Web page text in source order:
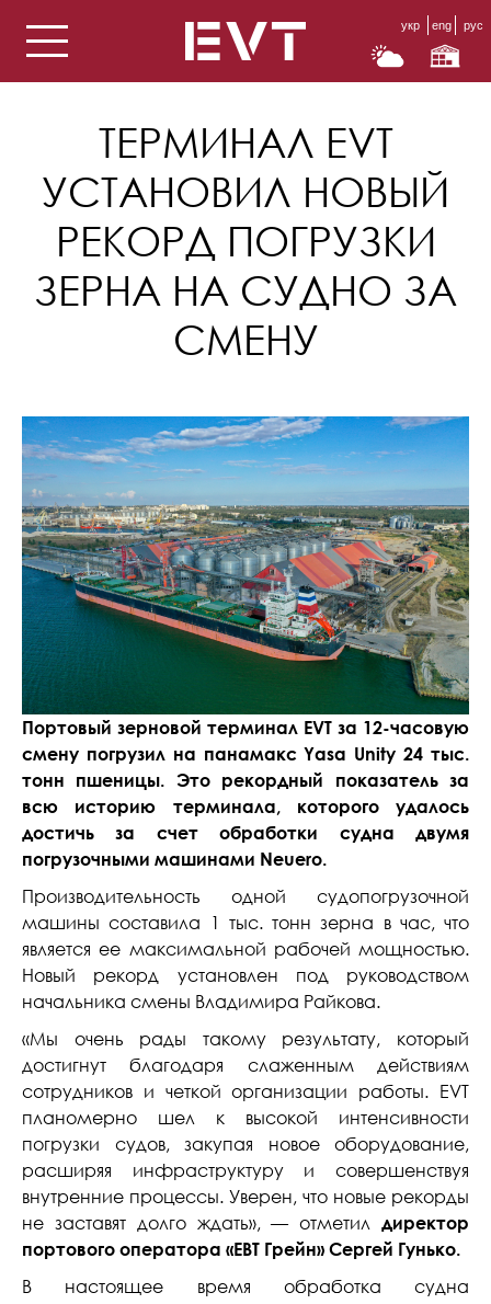
укр eng рус
ТЕРМИНАЛ EVT
УСТАНОВИЛ НОВЫЙ
РЕКОРД ПОГРУЗКИ
ЗЕРНА НА СУДНО ЗА
СМЕНУ
Портовый зерновой терминал EVT за 12-часовую
смену погрузил на панамакс Yasa Unity 24 тыс.
тонн пшеницы. Это рекордный показатель за
всю историю терминала, которого удалось
достичь за счет обработки судна двумя
погрузочными машинами Neuero.
Производительность одной судопогрузочной
машины составила 1 тыс. тонн зерна в час, что
является ее максимальной рабочей мощностью.
Новый рекорд установлен под руководством
начальника смены Владимира Райкова.
«Мы очень рады такому результату, который
достигнут благодаря слаженным действиям
сотрудников и четкой организации работы. EVT
планомерно шел к высокой интенсивности
погрузки судов, закупая новое оборудование,
расширяя инфраструктуру и совершенствуя
внутренние процессы. Уверен, что новые рекорды
не заставят долго ждать», — отметил директор
портового оператора «ЕВТ Грейн» Сергей Гунько.
В настоящее время обработка судна